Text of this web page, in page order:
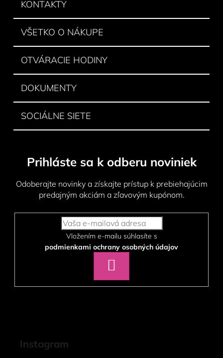
KONTAKTY
VŠETKO O NÁKUPE
OTVÁRACIE HODINY
DOKUMENTY
SOCIÁLNE SIETE
Prihláste sa k odberu noviniek
Odoberajte novinky a získajte prístup k prebiehajúcim
predajným akciám a zľavovým kupónom.
podmienkami ochrany osobných údajov
SA
Instagram